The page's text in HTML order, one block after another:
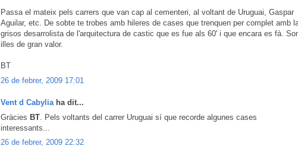
Passa el mateix pels carrers que van cap al cementeri, al voltant de Uruguai, Gaspar
Aguilar, etc. De sobte te trobes amb hileres de cases que trenquen per complet amb
grisos desarrolista de l'arquitectura de castic que es fue als 60' i que encara es fà.
illes de gran valor.
BT
26 de febrer, 2009 17:01
Vent d Cabyliaha dit...
Gràcies BT . Pels voltants del carrer Uruguai sí que recorde algunes cases
interessants...
26 de febrer, 2009 22:32